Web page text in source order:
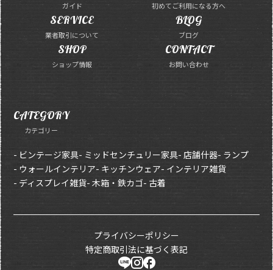
ガイド 初めてご利用になる方へ
SERVICE
業者取引について
BLOG
ブログ
SHOP
ショップ情報
CONTACT
お問い合わせ
CATEGORY
カテゴリー
- ビンテージ家具- ミッドセンチュリー家具- 店舗什器- ランプ
- ウォールインテリア- キッチンウェア- インテリア雑貨
- ディスプレイ雑貨- 木箱・鉄カゴ- 古着
プライバシーポリシー
特定商取引法に基づく表記